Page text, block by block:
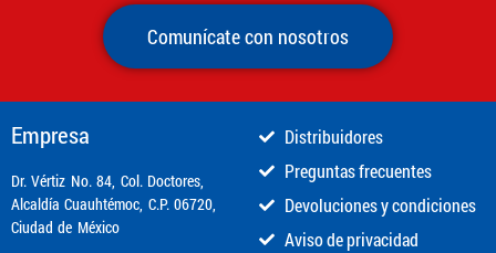
Comunícate con nosotros
Empresa
​Dr. Vértiz No. 84, Col. Doctores,
Alcaldía Cuauhtémoc, C.P. 06720,
Ciudad de México
Distribuidores
Preguntas frecuentes
Devoluciones y condiciones
Aviso de privacidad